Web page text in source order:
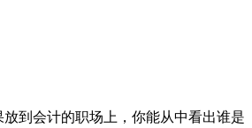
到会计的职场上，你能从中看出谁是